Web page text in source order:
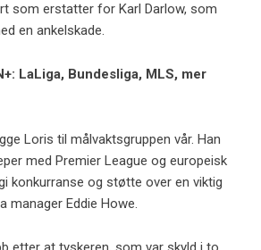
som erstatter for Karl Darlow, som
en ankelskade.
LaLiga, Bundesliga, MLS, mer
Loris til målvaktsgruppen vår. Han
med Premier League og europeisk
konkurranse og støtte over en viktig
manager Eddie Howe.